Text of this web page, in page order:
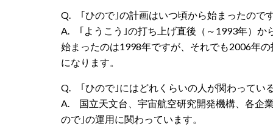
Q. ｢ひので｣の計画はいつ頃から始まったので
A. ｢ようこう｣の打ち上げ直後（～1993年）か
始まったのは1998年ですが、それでも2006年
になります。
Q. ｢ひので｣にはどれくらいの人が関わってい
A. 国立天文台、宇宙航空研究開発機構、各企
ので｣の運用に関わっています。